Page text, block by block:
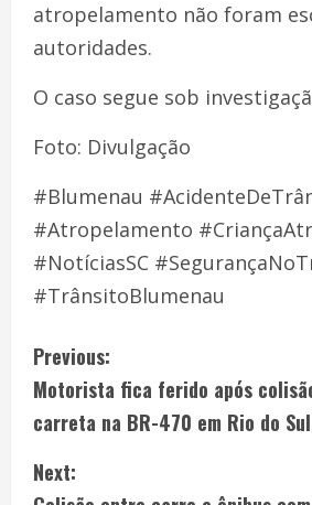
atropelamento não foram
autoridades.
O caso segue sob
Foto: Divulgação
#Blumenau
#Atropelamento
#NotíciasSC
#TrânsitoBlumenau
Previous:
Motorista fica ferido após
carreta na BR-470 em Rio do
Next: